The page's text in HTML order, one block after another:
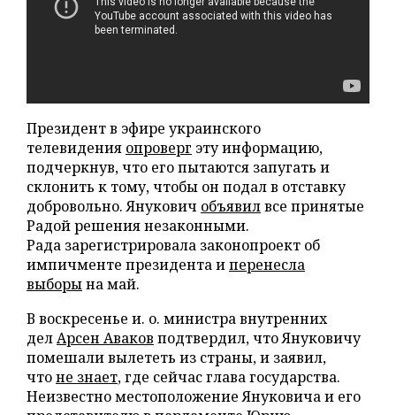
Президент в эфире украинского
телевидения опроверг эту информацию,
подчеркнув, что его пытаются запугать и
склонить к тому, чтобы он подал в отставку
добровольно. Янукович объявилвсе принятые
Радой решения незаконными.
Рада зарегистрировала законопроект об
импичменте президента иперенесла
выборына май.
В воскресенье и. о. министра внутренних
делАрсен Аваков подтвердил, что Януковичу
помешали вылететь из страны, и заявил,
чтоне знает, где сейчас глава государства.
Неизвестно местоположение Януковича и его